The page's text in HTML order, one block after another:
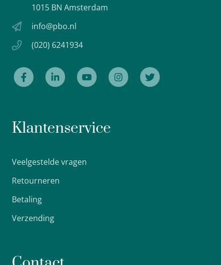
1015 BN Amsterdam
info@pbo.nl
(020) 6241934
Klantenservice
Veelgestelde vragen
Retourneren
Betaling
Verzending